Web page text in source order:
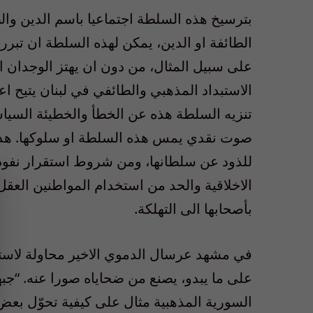
بترسيخ هذه السلطة اجتماعيا باسم الدين
الطائفة او الدين، يمكن لهذه السلطة ان
على سبيل المثال، من دون ان يهتز الوجدان
الاستبداد المذهبي والطائفي في لبنان
تنزيه السلطة هذه عن الخطأ والخطيئة
صوت نقدي يمس هذه السلطة او سلوكها. هذا
للذود عن سلطانها، ومن شروط استقرار
الاخلاقية والحد من استخدام المواطنين
بأصحابها الى التهلكة.
في مشهد عرسال الدموي الاخير محاولة
على ما يبدو، يصنع من ضحاياه صورا عنه.
السورية المذهبية مثال على كيفية تحوّل